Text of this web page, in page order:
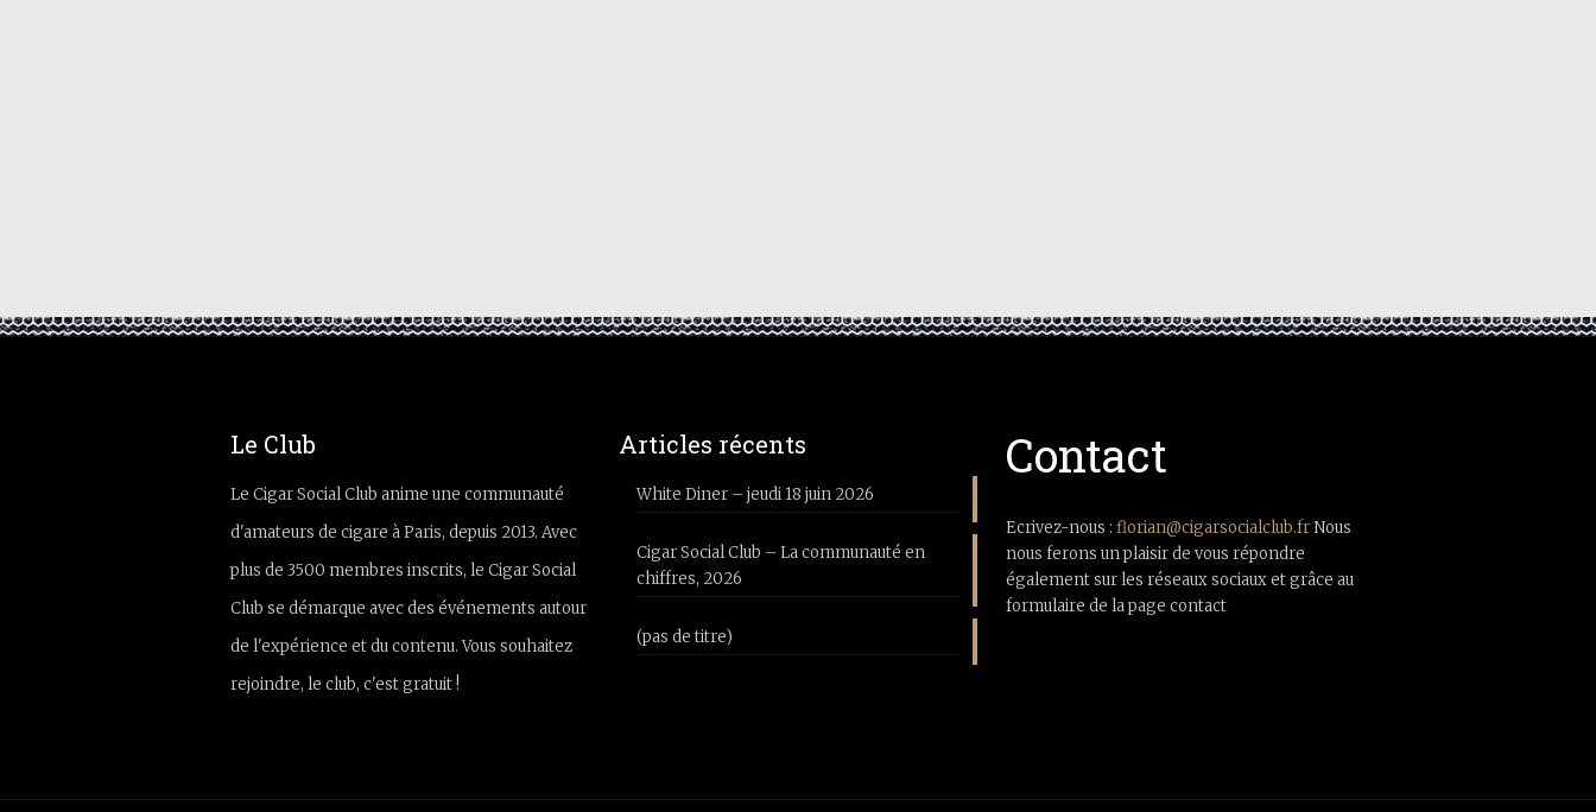
Le Club
Le Cigar Social Club anime une communauté
d'amateurs de cigare à Paris, depuis 2013. Avec
plus de 3500 membres inscrits, le Cigar Social
Club se démarque avec des événements autour
de l'expérience et du contenu. Vous souhaitez
rejoindre, le club, c'est gratuit !
Articles récents
White Diner – jeudi 18 juin 2026
Cigar Social Club – La communauté en
chiffres, 2026
(pas de titre)
Contact
Ecrivez-nous :florian@cigarsocialclub.frNous
nous ferons un plaisir de vous répondre
également sur les réseaux sociaux et grâce au
formulaire de la page contact